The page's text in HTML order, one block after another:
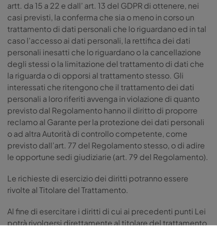
artt. da 15 a 22 e dall’ art. 13 del GDPR di ottenere, nei
casi previsti, la conferma che sia o meno in corso un
trattamento di dati personali che lo riguardano ed in tal
caso l’accesso ai dati personali, la rettifica dei dati
personali inesatti che lo riguardano o la cancellazione
degli stessi o la limitazione del trattamento di dati che
la riguarda o di opporsi al trattamento stesso. Gli
interessati che ritengono che il trattamento dei dati
personali a loro riferiti avvenga in violazione di quanto
previsto dal Regolamento hanno il diritto di proporre
reclamo al Garante per la protezione dei dati personali
o ad altra Autorità di controllo competente, come
previsto dall’art. 77 del Regolamento stesso, o di adire
le opportune sedi giudiziarie (art. 79 del Regolamento).
Le richieste di esercizio dei diritti potranno essere
rivolte al Titolare del Trattamento.
Al fine di esercitare i diritti di cui ai precedenti punti Lei
potrà rivolgersi direttamente al titolare del trattamento